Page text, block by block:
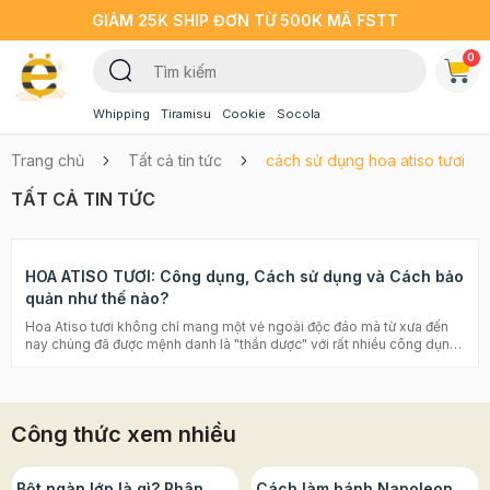
GIẢM 25K SHIP ĐƠN TỪ 500K MÃ FSTT
Whipping Tiramisu Cookie Socola
0
Trang chủ Tất cả tin tức cách sử dụng hoa atiso tươi
TẤT CẢ TIN TỨC
HOA ATISO TƯƠI: Công dụng, Cách sử dụng và Cách bảo
quản như thế nào?
Hoa Atiso tươi không chỉ mang một vẻ ngoài độc đáo mà từ xưa đến
nay chúng đã được mệnh danh là "thần dược" với rất nhiều công dụng
atiso tươi. Cùng chúng mình tìm hiểu nhé! Cách làm thạch găng thơm
ngon, mát lạnh giải nhiệt ngày hè Gợi ý các loại trà giảm cân vị đào
hot nhất mùa hè 2022 Công dụng của hoa atiso Hoa atiso được nhiều
chị em phụ nữ yêu chuộng nhờ công dụng tốt cho sức khỏe, có thể kể
Công thức xem nhiều